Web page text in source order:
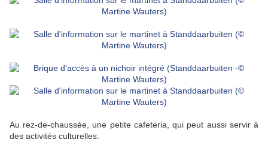
Au rez-de-chaussée, une petite cafeteria, qui peut aussi servir à
des activités culturelles.